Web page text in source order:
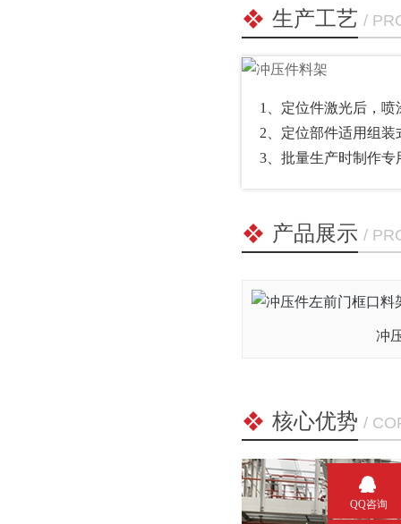
生产工艺 /
1、定位件激光后，
2、定位部件适用组
3、批量生产时制
产品展示 /
冲
核心优势 /
QQ咨询